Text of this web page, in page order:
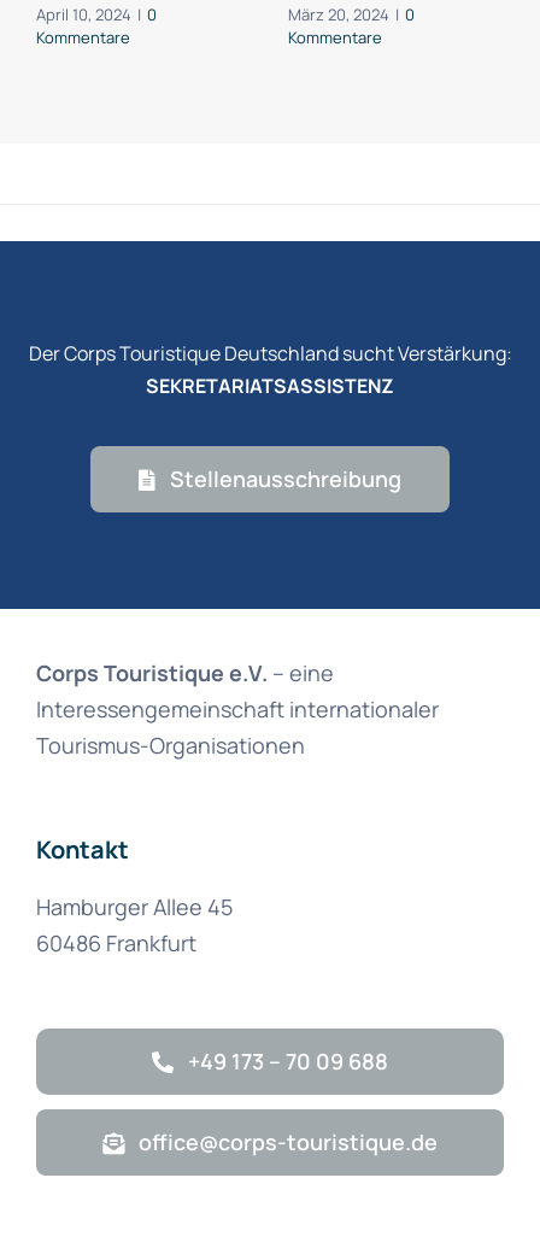
April 10, 2024 | 0
Kommentare
März 20, 2024 | 0
Kommentare
Der Corps Touristique Deutschland sucht Verstärkung:
SEKRETARIATSASSISTENZ
Stellenausschreibung
Corps Touristique e.V. – eine
Interessengemeinschaft internationaler
Tourismus-Organisationen
Kontakt
Hamburger Allee 45
60486 Frankfurt
+49 173 – 70 09 688
office@corps-touristique.de